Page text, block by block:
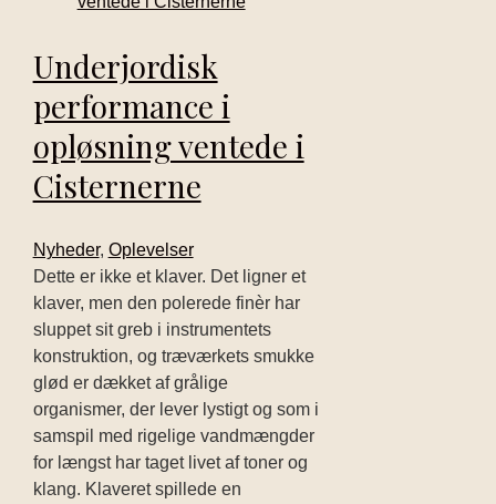
Underjordisk
performance i
opløsning ventede i
Cisternerne
Nyheder, Oplevelser
Dette er ikke et klaver. Det ligner et
klaver, men den polerede finèr har
sluppet sit greb i instrumentets
konstruktion, og træværkets smukke
glød er dækket af grålige
organismer, der lever lystigt og som i
samspil med rigelige vandmængder
for længst har taget livet af toner og
klang. Klaveret spillede en